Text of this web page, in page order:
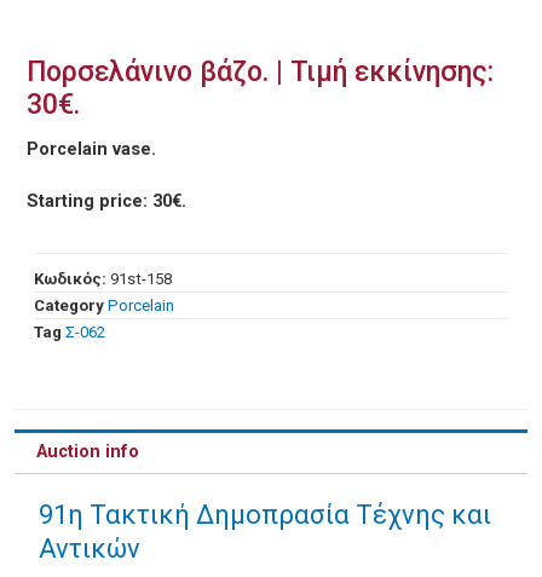
Πορσελάνινο βάζο. | Τιμή εκκίνησης:
30€.
Porcelain vase.
Starting price: 30€.
Κωδικός: 91st-158
Category Porcelain
Tag Σ-062
Auction info
91η Τακτική Δημοπρασία Τέχνης και
Αντικών